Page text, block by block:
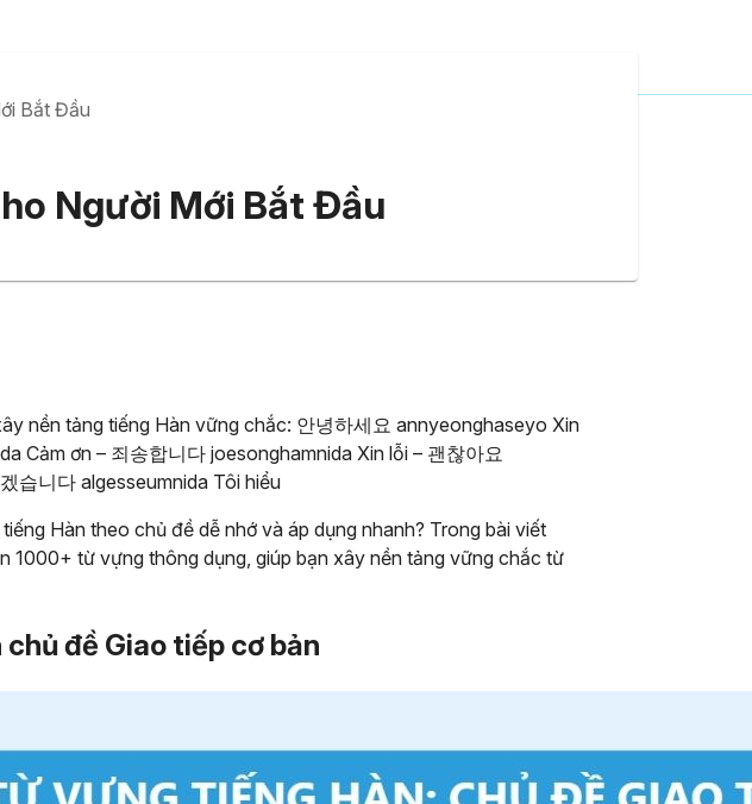
Bắt Đầu
Người Mới Bắt Đầu
nền tảng tiếng Hàn vững chắc: 안녕하세요 annyeonghaseyo Xin
Cảm ơn – 죄송합니다 joesonghamnida Xin lỗi – 괜찮아요
습니다 algesseumnida Tôi hiểu
Hàn theo chủ đề dễ nhớ và áp dụng nhanh? Trong bài viết
1000+ từ vựng thông dụng, giúp bạn xây nền tảng vững chắc từ
đề Giao tiếp cơ bản